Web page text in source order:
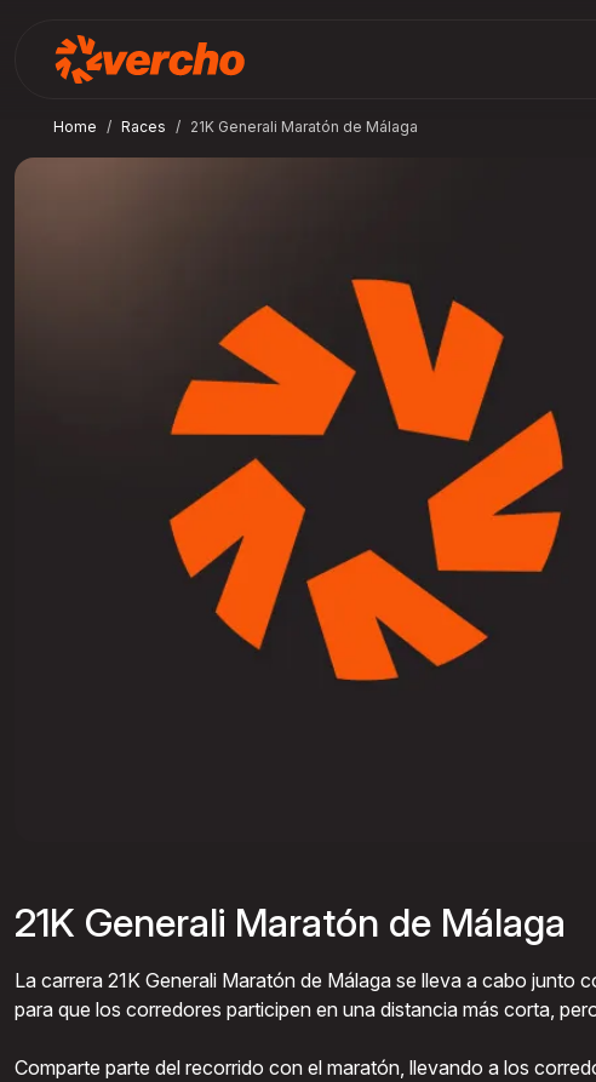
Home Races 21K Generali Maratón de Málaga
21K Generali Maratón de Málaga
La carrera 21K Generali Maratón de Málaga se lleva a cabo
para que los corredores participen en una distancia más corta,
Comparte parte del recorrido con el maratón, llevando a los